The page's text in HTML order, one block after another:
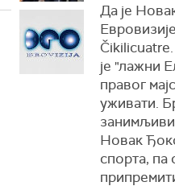
Да је
је "лажни
правог
уживати.
Новак
спорта, па